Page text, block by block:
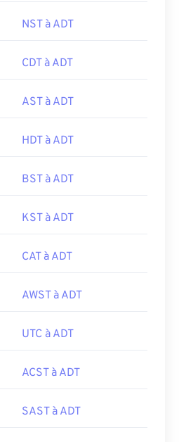
NST à ADT
CDT à ADT
AST à ADT
HDT à ADT
BST à ADT
KST à ADT
CAT à ADT
AWST à ADT
UTC à ADT
ACST à ADT
SAST à ADT